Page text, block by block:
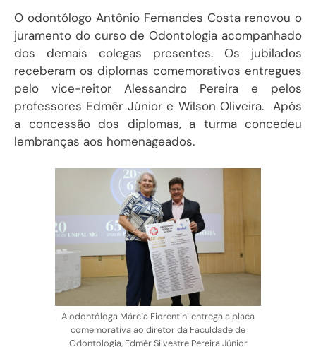
O odontólogo Antônio Fernandes Costa renovou o
juramento do curso de Odontologia acompanhado
dos demais colegas presentes. Os jubilados
receberam os diplomas comemorativos entregues
pelo vice-reitor Alessandro Pereira e pelos
professores Edmêr Júniore Wilson Oliveira. Após
a concessão dos diplomas, a turma concedeu
lembranças aos homenageados.
A odontóloga Márcia Fiorentini entrega a placa
comemorativa ao diretor da Faculdade de
Odontologia, Edmêr Silvestre Pereira Júnior